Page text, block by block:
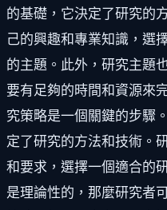
的基礎，它決定了研究的
己的興趣和專業知識，選
的主題。此外，研究主題
要有足夠的時間和資源來
究策略是一個關鍵的步驟
定了研究的方法和技術。
和要求，選擇一個適合的
是理論性的，那麼研究者